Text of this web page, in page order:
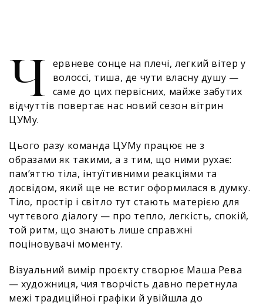
Ч ервневе сонце на плечі, легкий вітер у
волоссі, тиша, де чути власну душу —
саме до цих первісних, майже забутих
відчуттів повертає нас новий сезон вітрин
ЦУМу.
Цього разу команда ЦУМу працює не з
образами як такими, а з тим, що ними рухає:
пам’яттю тіла, інтуїтивними реакціями та
досвідом, який ще не встиг оформилася в думку.
Тіло, простір і світло тут стають матерією для
чуттєвого діалогу — про тепло, легкість, спокій,
той ритм, що знають лише справжні
поціновувачі моменту.
Візуальний вимір проєкту створює Маша Рева
— художниця, чия творчість давно перетнула
межі традиційної графіки й увійшла до